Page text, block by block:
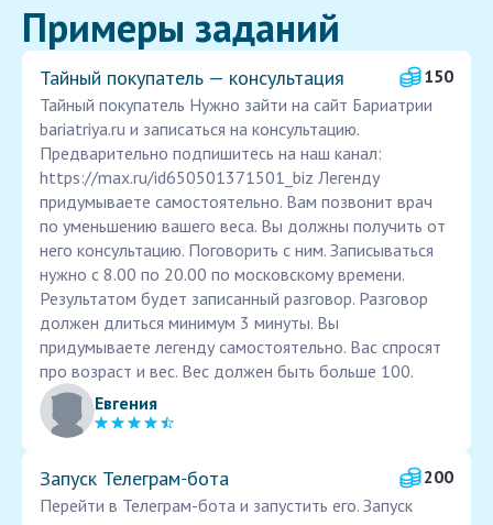
Примеры заданий
Тайный покупатель — консультация
150
Тайный покупатель Нужно зайти на сайт Бариатрии
bariatriya.ru и записаться на консультацию.
Предварительно подпишитесь на наш канал:
https://max.ru/id650501371501_biz Легенду
придумываете самостоятельно. Вам позвонит врач
по уменьшению вашего веса. Вы должны получить от
него консультацию. Поговорить с ним. Записываться
нужно с 8.00 по 20.00 по московскому времени.
Результатом будет записанный разговор. Разговор
должен длиться минимум 3 минуты. Вы
придумываете легенду самостоятельно. Вас спросят
про возраст и вес. Вес должен быть больше 100.
Евгения
Запуск Телеграм‑бота
200
Перейти в Телеграм-бота и запустить его. Запуск